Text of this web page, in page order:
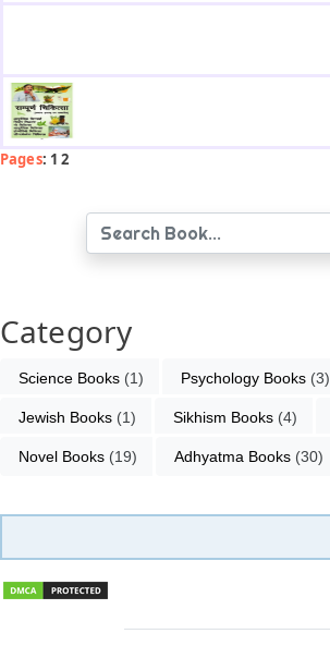
Pages: 1 2
Category
Science Books (1) Psychology Books (3)
Jewish Books (1) Sikhism Books (4)
Novel Books (19) Adhyatma Books (30)